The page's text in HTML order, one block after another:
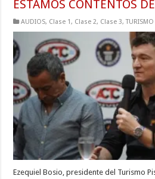
ESTAMOS CONTENTOS
AUDIOS, Clase 1, Clase 2, Clase 3,TURISMO
Ezequiel Bosio, presidente del Turismo